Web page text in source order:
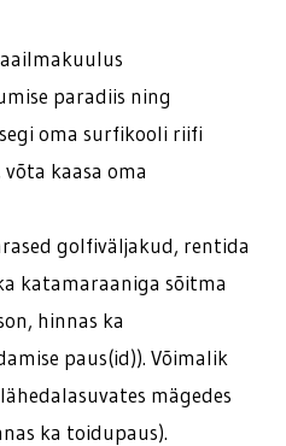
paradiis ning
oma surfikooli riifi
võta kaasa oma
golfiväljakud, rentida
katamaraaniga sõitma
hinnas ka
paus(id)). Võimalik
mägedes
ka toidupaus).